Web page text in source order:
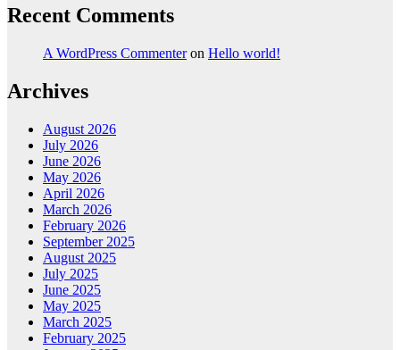
Recent Comments
A WordPress Commenteron Hello world!
Archives
August 2026
July 2026
June 2026
May 2026
April 2026
March 2026
February 2026
September 2025
August 2025
July 2025
June 2025
May 2025
March 2025
February 2025